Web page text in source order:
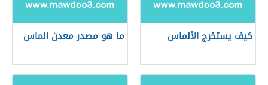
كيف يستخرج الألماس ما هو مصدر معدن الماس